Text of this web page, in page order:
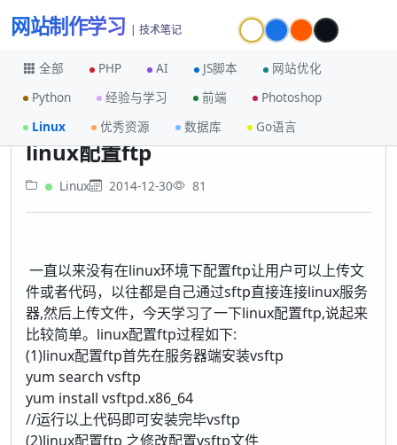
网站制作学习 | 技术笔记
全部 PHP AI JS脚本
网站优化
Python
经验与学习 前端
Photoshop
Linux
优秀资源 数据库 Go语言
首页 linux配置ftp
linux配置ftp
Linux 2014-12-30 81
一直以来没有在linux环境下配置ftp让用户可以上传文
件或者代码，以往都是自己通过sftp直接连接linux服务
器,然后上传文件，今天学习了一下linux配置ftp,说起来
比较简单。linux配置ftp过程如下:
(1)linux配置ftp首先在服务器端安装vsftp
yum search vsftp
yum install vsftpd.x86_64
//运行以上代码即可安装完毕vsftp
(2)linux配置ftp 之修改配置vsftp文件